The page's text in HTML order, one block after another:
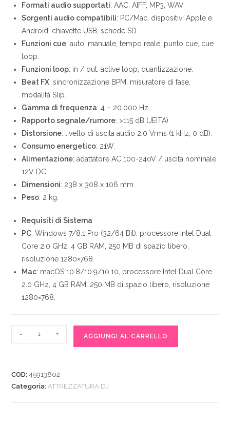
Formati audio supportati: AAC, AIFF, MP3, WAV.
Sorgenti audio compatibili: PC/Mac, dispositivi Apple e
Android, chiavette USB, schede SD.
Funzioni cue: auto, manuale, tempo reale, punto cue, cue
loop.
Funzioni loop: in / out, active loop, quantizzazione.
Beat FX: sincronizzazione BPM, misuratore di fase,
modalità Slip.
Gamma di frequenza: 4 – 20.000 Hz.
Rapporto segnale/rumore: >115 dB (JEITA).
Distorsione: livello di uscita audio 2,0 Vrms (1 kHz, 0 dB).
Consumo energetico: 21W.
Alimentazione: adattatore AC 100-240V / uscita nominale
12V DC.
Dimensioni: 238 x 308 x 106 mm.
Peso: 2 kg.
Requisiti di Sistema
PC: Windows 7/8.1 Pro (32/64 Bit), processore Intel Dual
Core 2.0 GHz, 4 GB RAM, 250 MB di spazio libero,
risoluzione 1280×768.
Mac: macOS 10.8/10.9/10.10, processore Intel Dual Core
2.0 GHz, 4 GB RAM, 250 MB di spazio libero, risoluzione
1280×768.
DJ
Controller
- + AGGIUNGI AL CARRELLO
COD:45913802
Categoria: ATTREZZATURA DJ